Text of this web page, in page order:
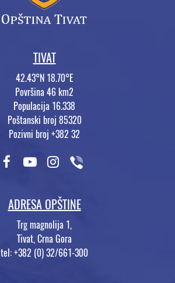
TIVAT
42.43°N 18.70°E
Površina 46 km2
Populacija 16.338
Poštanski broj 85320
Pozivni broj +382 32
ADRESA OPŠTINE
Trg magnolija 1,
Tivat, Crna Gora
tel: +382 (0) 32/661-300